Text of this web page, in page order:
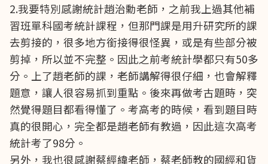
2.我要特別感謝統計趙治勳老師，之前我上過其他補
習班單科國考統計課程，但那門課是用升研究所的課
去剪接的，很多地方銜接得很怪異，或是有些部分被
剪掉，所以並不完整。因此之前考統計學都只有50多
分。上了趙老師的課，老師講解得很仔細，也會解釋
題意，讓人很容易抓到重點。後來再做考古題時，突
然覺得題目都看得懂了。考高考的時候，看到題目時
真的很開心，完全都是趙老師有教過，因此這次高考
統計考了98分。
另外，我也很感謝蔡經緯老師，蔡老師教的國經和貨